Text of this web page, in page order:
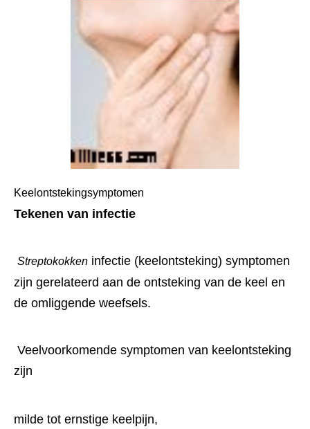
Keelontstekingsymptomen
Tekenen van infectie
Streptokokken infectie (keelontsteking) symptomen
zijn gerelateerd aan de ontsteking van de keel en
de omliggende weefsels.
zijn
milde tot ernstige keelpijn,